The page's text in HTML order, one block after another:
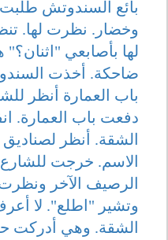
بائع السندوتش
وخضار. نظرت لها.
لها بأصابعي
ضاحكة. أخذت
باب العمارة أنظر
دفعت باب العمارة.
الشقة. أنظر
الاسم. خرجت للشارع
الرصيف الآخر
وتشير "اطلع". لا
الشقة. وهي أدركت